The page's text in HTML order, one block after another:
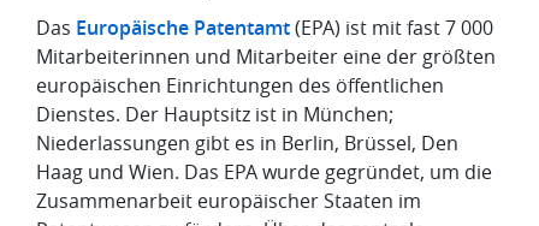
Das Europäische Patentamt(EPA) ist mit fast 7 000
Mitarbeiterinnen und Mitarbeiter eine der größten
europäischen Einrichtungen des öffentlichen
Dienstes. Der Hauptsitz ist in München;
Niederlassungen gibt es in Berlin, Brüssel, Den
Haag und Wien. Das EPA wurde gegründet, um die
Zusammenarbeit europäischer Staaten im